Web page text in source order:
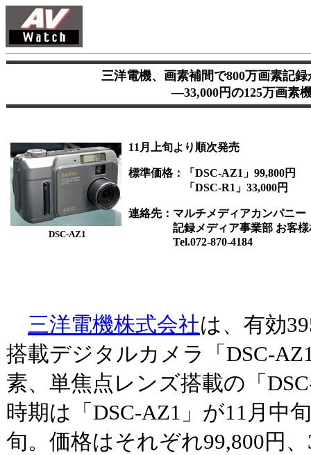
三洋電機、画素補間で800万画素記
―33,000円の125万画素
DSC-AZ1
11月上旬より順次発売
標準価格：「DSC-AZ1」99,800円
「DSC-R1」33,000円
連絡先：マルチメディアカンパニー
記録メディア事業部 お客様
Tel.072-870-4184
三洋電機株式会社は、有効
搭載デジタルカメラ「DSC-
素、単焦点レンズ搭載の「
時期は「DSC-AZ1」が11月中
旬。価格はそれぞれ99,800円